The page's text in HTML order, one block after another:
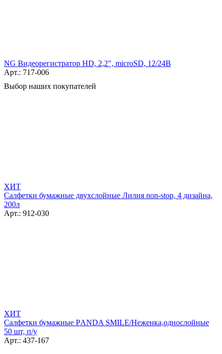
NG Видеорегистратор HD, 2,2", microSD, 12/24В
Арт.: 717-006
Выбор наших покупателей
ХИТ
Салфетки бумажные двухслойные Лилия non-stop, 4 дизайна,
200л
Арт.: 912-030
ХИТ
Салфетки бумажные РANDA SMILE/Неженка,однослойные
50 шт, п/у
Арт.: 437-167